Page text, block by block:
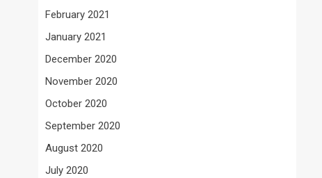
February 2021
January 2021
December 2020
November 2020
October 2020
September 2020
August 2020
July 2020